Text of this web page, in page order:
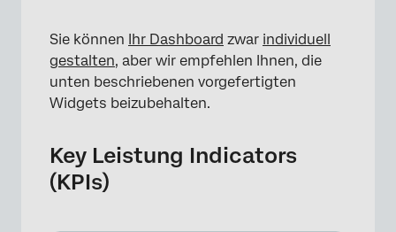
Sie können Ihr Dashboard zwar individuell
gestalten, aber wir empfehlen Ihnen, die
unten beschriebenen vorgefertigten
Widgets beizubehalten.
Key Leistung Indicators
(KPIs)